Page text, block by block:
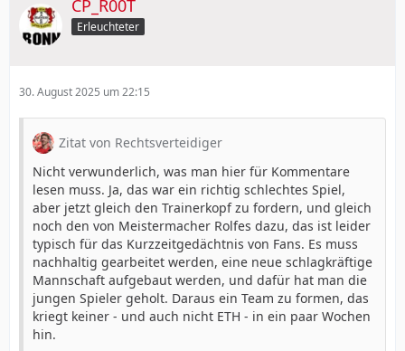
CP_R00T
Erleuchteter
30. August 2025 um 22:15
Zitat von Rechtsverteidiger
Nicht verwunderlich, was man hier für Kommentare
lesen muss. Ja, das war ein richtig schlechtes Spiel,
aber jetzt gleich den Trainerkopf zu fordern, und gleich
noch den von Meistermacher Rolfes dazu, das ist leider
typisch für das Kurzzeitgedächtnis von Fans. Es muss
nachhaltig gearbeitet werden, eine neue schlagkräftige
Mannschaft aufgebaut werden, und dafür hat man die
jungen Spieler geholt. Daraus ein Team zu formen, das
kriegt keiner - und auch nicht ETH - in ein paar Wochen
hin.